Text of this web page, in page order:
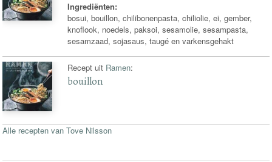
Ingrediënten:
bosui, bouillon, chilibonenpasta, chiliolie, ei, gember,
knoflook, noedels, paksoi, sesamolie, sesampasta,
sesamzaad, sojasaus, taugé en varkensgehakt
Recept uit Ramen:
bouillon
Alle recepten van Tove Nilsson